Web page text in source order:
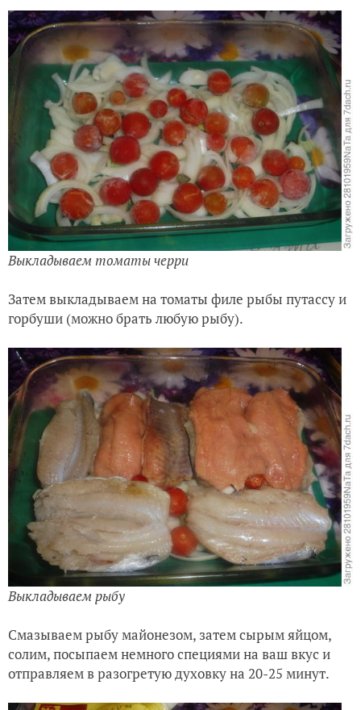
Выкладываем томаты черри
Затем выкладываем на томаты филе рыбы путассу и
горбуши (можно брать любую рыбу).
Выкладываем рыбу
Смазываем рыбу майонезом, затем сырым яйцом,
солим, посыпаем немного специями на ваш вкус и
отправляем в разогретую духовку на 20-25 минут.